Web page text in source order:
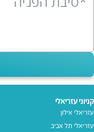
קניוני עזריאלי
עזריאלי אילון
עזריאלי תל אביב